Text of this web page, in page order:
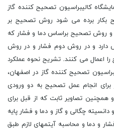
کالیبراسیون تصحیح کننده گاز
بکار برده می شود روش تصحیح بر
روش تصحیح براساس دما و فشار که
و در روش دوم فشار و در روش
می کنند. تشریح نحوه عملکرد
تصحیح کننده گاز در اصفهان،
انجام عمل تصحیح به دو ورودی
همچنین تصاویر ثابت که از قبل برای
دانسیته چگالی و گاز و دما و فشار پایه
و دما و محاسبه آیتمهای لازم طبق